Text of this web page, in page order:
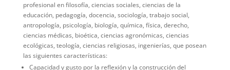
profesional en filosofía, ciencias sociales, ciencias de la
educación, pedagogía, docencia, sociología, trabajo social,
antropología, psicología, biología, química, física, derecho,
ciencias médicas, bioética, ciencias agronómicas, ciencias
ecológicas, teología, ciencias religiosas, ingenierías, que posean
las siguientes características:
Capacidad y gusto por la reflexión y la construcción del